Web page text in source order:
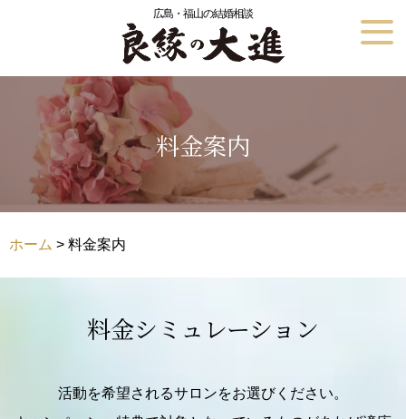
広島・福山の結婚相談
料金案内
ホーム > 料金案内
料金シミュレーション
活動を希望されるサロンをお選びください。